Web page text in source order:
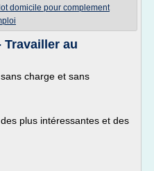
domicile pour complement
au
charge et sans
plus intéressantes et des